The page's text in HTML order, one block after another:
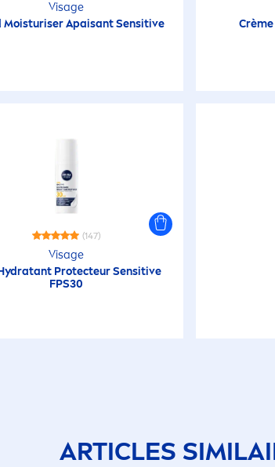
Visage
Moisturiser ApaisantSensitive
(147)
Visage
tant ProtecteurSensitive
FPS30
ARTICLES